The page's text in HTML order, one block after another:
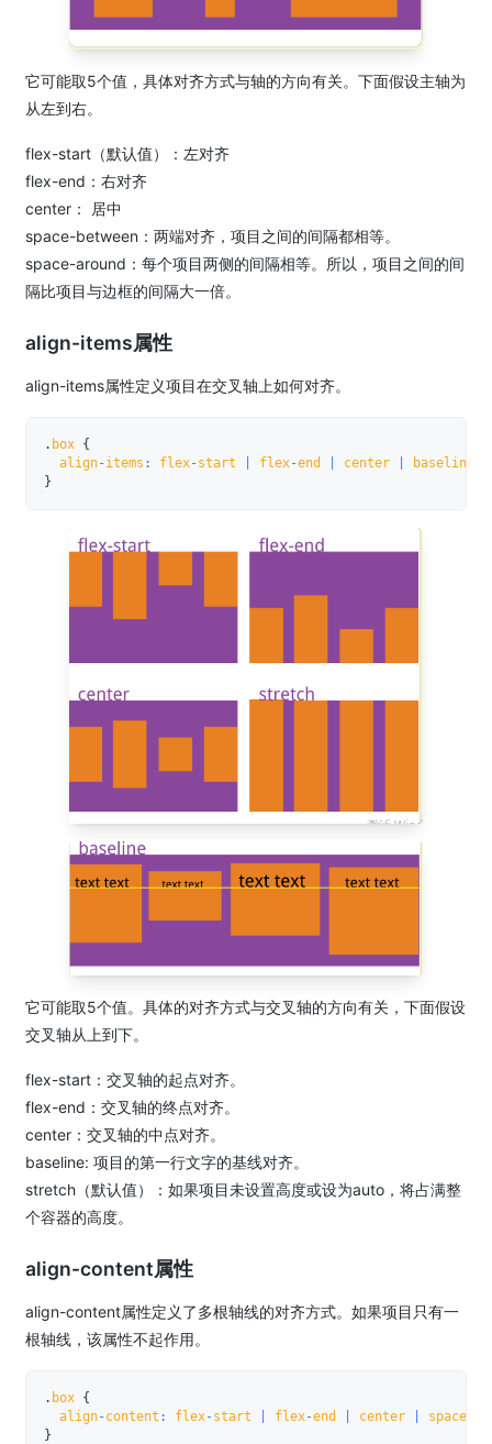
它可能取5个值，具体对齐方式与轴的方向有关。下面假设主轴为
从左到右。
flex-start（默认值）：左对齐
flex-end：右对齐
center： 居中
space-between：两端对齐，项目之间的间隔都相等。
space-around：每个项目两侧的间隔相等。所以，项目之间的间
隔比项目与边框的间隔大一倍。
align-items属性
align-items属性定义项目在交叉轴上如何对齐。
. box {
  align
-items : flex-start flex-end center baseline
}
它可能取5个值。具体的对齐方式与交叉轴的方向有关，下面假设
交叉轴从上到下。
flex-start：交叉轴的起点对齐。
flex-end：交叉轴的终点对齐。
center：交叉轴的中点对齐。
baseline: 项目的第一行文字的基线对齐。
stretch（默认值）：如果项目未设置高度或设为auto，将占满整
个容器的高度。
align-content属性
align-content属性定义了多根轴线的对齐方式。如果项目只有一
根轴线，该属性不起作用。
. box {
  align
-content : flex-start flex-end center space
}